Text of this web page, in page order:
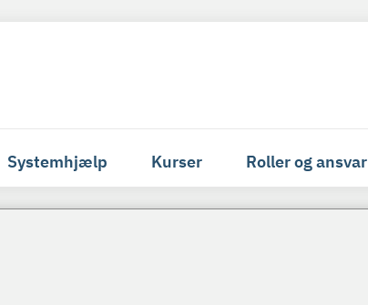
Systemhjælp Kurser Roller og ansvar